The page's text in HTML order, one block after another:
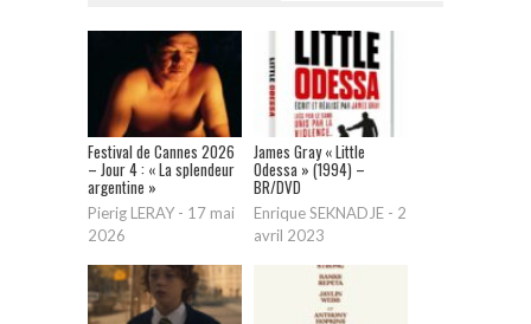
Festival de Cannes 2026
– Jour 4 : « La splendeur
argentine »
Pierig LERAY - 17 mai
2026
James Gray « Little
Odessa » (1994) –
BR/DVD
Enrique SEKNADJE - 2
avril 2023